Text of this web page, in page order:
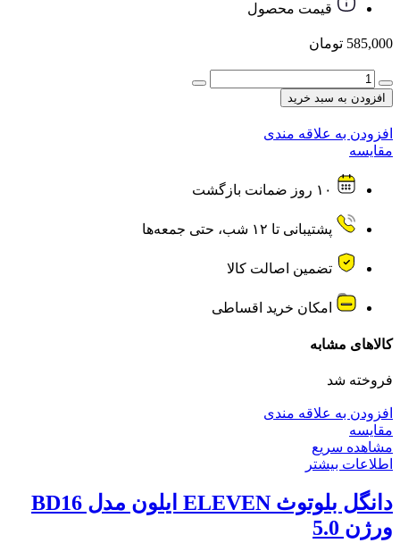
قیمت محصول
585,000 تومان
هاب
USB
2.0
چهارپورت
XP-
PRODUCT
مدل
XP-
عدد
افزودن به سبد خرید
افزودن به علاقه مندی
مقایسه
۱۰ روز ضمانت بازگشت
پشتیبانی تا ۱۲ شب، حتی جمعه‌ها
تضمین اصالت کالا
امکان خرید اقساطی
کالاهای مشابه
فروخته شد
افزودن به علاقه مندی
مقایسه
مشاهده سریع
اطلاعات بیشتر
دانگل بلوتوث ELEVEN ایلون مدل BD16
ورژن 5.0